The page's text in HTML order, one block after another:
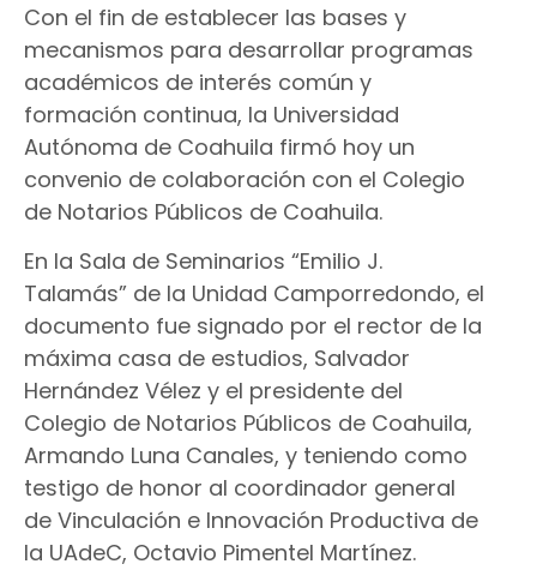
Con el fin de establecer las bases y
mecanismos para desarrollar programas
académicos de interés común y
formación continua, la Universidad
Autónoma de Coahuila firmó hoy un
convenio de colaboración con el Colegio
de Notarios Públicos de Coahuila.
En la Sala de Seminarios “Emilio J.
Talamás” de la Unidad Camporredondo, el
documento fue signado por el rector de la
máxima casa de estudios, Salvador
Hernández Vélez y el presidente del
Colegio de Notarios Públicos de Coahuila,
Armando Luna Canales, y teniendo como
testigo de honor al coordinador general
de Vinculación e Innovación Productiva de
la UAdeC, Octavio Pimentel Martínez.